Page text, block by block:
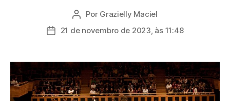
Autor
Por Grazielly Maciel
Data21 de novembro de 2023, às 11:48